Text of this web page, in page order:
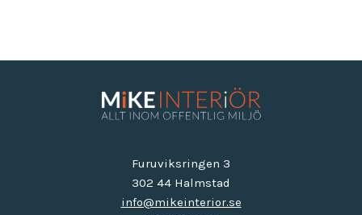
Furuviksringen 3
302 44 Halmstad
info@mikeinterior.se